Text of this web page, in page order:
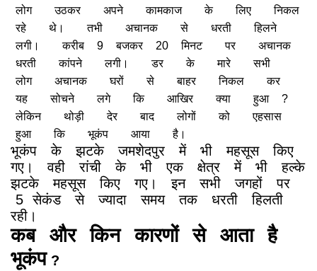
लोग
उठकर अपने कामकाज के लिए
निकल
रहे
थे। तभी अचानक से धरती
हिलने
लगी।
करीब 9 बजकर 20 मिनट पर
अचानक
धरती
कांपने लगी। डर के मारे
सभी
लोग
अचानक घरों से बाहर निकल
कर
यह
सोचने लगे कि आखिर क्या हुआ
?
लेकिन
थोड़ी देर बाद लोगों को
एहसास
हुआ
कि भूकंप आया है।
भूकंप के झटके जमशेदपुर में भी महसूस
किए
गए।
वही रांची के भी एक क्षेत्र में भी
हल्के
झटके
महसूस किए गए। इन सभी जगहों
पर
5 सेकंड से ज्यादा समय तक धरती
हिलती
रही।
कब और किन कारणों से आता
है
भूकंप ?